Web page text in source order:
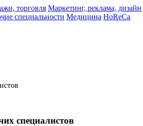
торговля Маркетинг, реклама, дизайн
специальности Медицина HoReCa
специалистов